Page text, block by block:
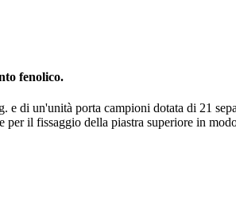
fenolico.
di un'unità porta campioni dotata di 21
il fissaggio della piastra superiore in